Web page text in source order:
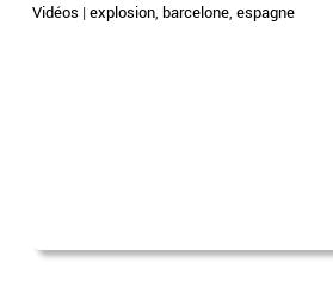
Vidéos |explosion,barcelone,espagne